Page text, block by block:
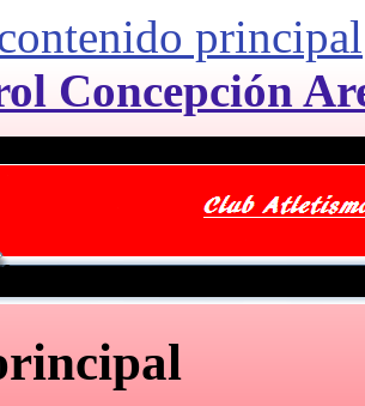
principal
Concepción